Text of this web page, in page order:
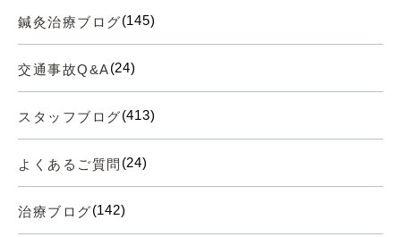
鍼灸治療ブログ(145)
交通事故Q&A(24)
スタッフブログ(413)
よくあるご質問 (24)
治療ブログ(142)